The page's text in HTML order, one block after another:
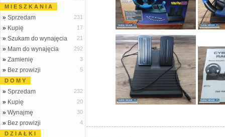
M I E S Z K A N I A
» Sprzedam 231
» Kupię 17
» Szukam do wynajęcia 21
» Mam do wynajęcia 292
» Zamienię 3
» Bez prowizji
5
D O M Y
» Sprzedam 232
» Kupię 20
» Wynajmę 30
» Bez prowizji
4
D Z I A Ł K I